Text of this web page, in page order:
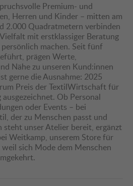
Premium- und
Herren und Kinder – mitten am
2.000 Quadratmetern verbinden
mit erstklassiger Beratung
machen. Seit fünf
prägen Werte,
Nähe zu unseren Kund:innen
gerne die Ausnahme: 2025
Preis der TextilWirtschaft für
Ob Personal
oder Events – bei
der zu Menschen passt und
steht unser Atelier bereit, ergänzt
Weitkamp, unserem Store für
sich Mode dem Menschen